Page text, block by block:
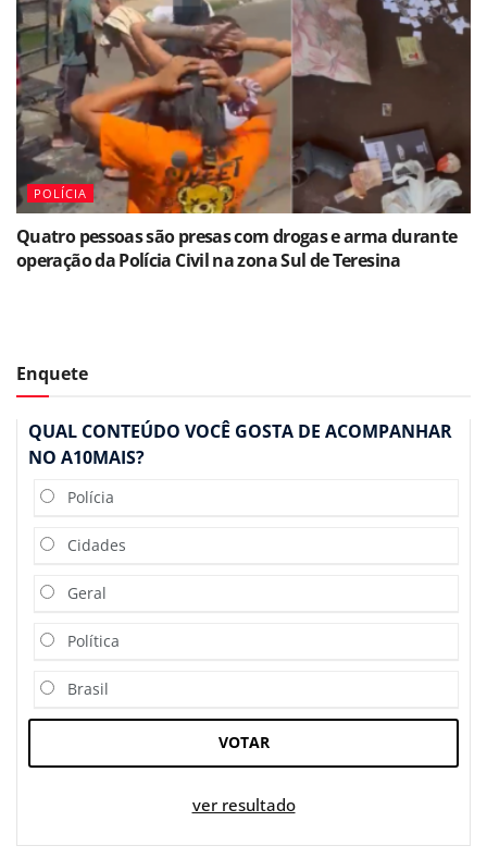
POLÍCIA
Quatro pessoas são presas com drogas e arma durante
operação da Polícia Civil na zona Sul de Teresina
Enquete
QUAL CONTEÚDO VOCÊ GOSTA DE ACOMPANHAR
NO A10MAIS?
Polícia
Cidades
Geral
Política
Brasil
VOTAR
ver resultado